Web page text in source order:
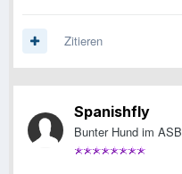
Zitieren
Spanishfly
Bunter Hund im ASB